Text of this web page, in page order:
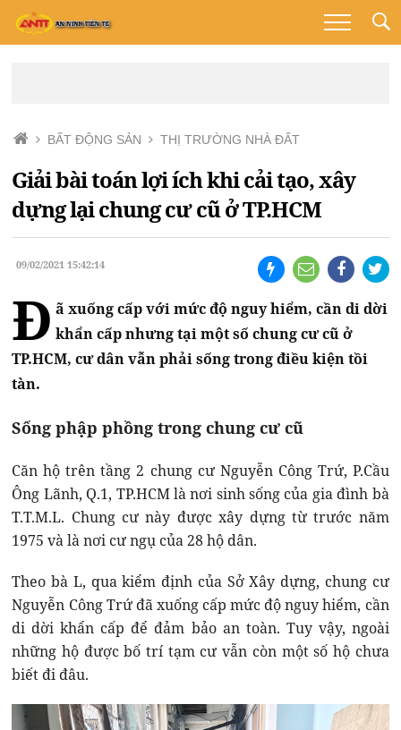
BẤT ĐỘNG SẢN THỊ TRƯỜNG NHÀ ĐẤT
Giải bài toán lợi ích khi cải tạo, xây
dựng lại chung cư cũ ở TP.HCM
09/02/2021 15:42:14
Đ ã xuống cấp với mức độ nguy hiểm, cần di dời
khẩn cấp nhưng tại một số chung cư cũ ở
TP.HCM, cư dân vẫn phải sống trong điều kiện tồi
tàn.
Sống phập phồng trong chung cư cũ
Căn hộ trên tầng 2 chung cư Nguyễn Công Trứ, P.Cầu
Ông Lãnh, Q.1, TP.HCM là nơi sinh sống của gia đình bà
T.T.M.L. Chung cư này được xây dựng từ trước năm
1975 và là nơi cư ngụ của 28 hộ dân.
Theo bà L, qua kiểm định của Sở Xây dựng, chung cư
Nguyễn Công Trứ đã xuống cấp mức độ nguy hiểm, cần
di dời khẩn cấp để đảm bảo an toàn. Tuy vậy, ngoài
những hộ được bố trí tạm cư vẫn còn một số hộ chưa
biết đi đâu.